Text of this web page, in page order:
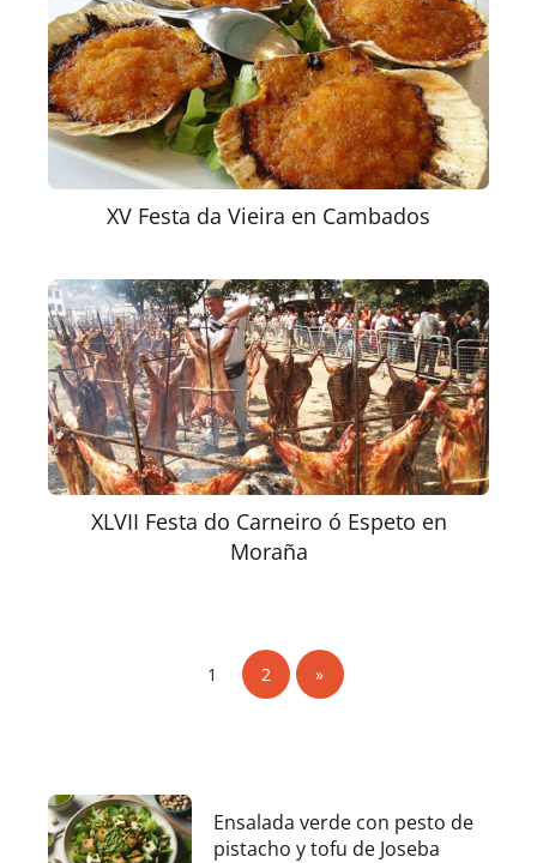
XV Festa da Vieira en Cambados
XLVII Festa do Carneiro ó Espeto en
Moraña
1 2 »
Ensalada verde con pesto de
pistacho y tofu de Joseba